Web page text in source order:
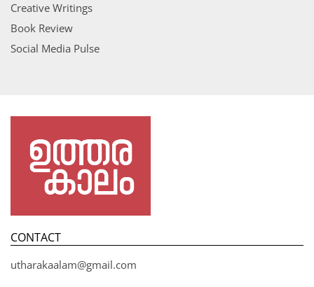
Creative Writings
Book Review
Social Media Pulse
CONTACT
utharakaalam@gmail.com